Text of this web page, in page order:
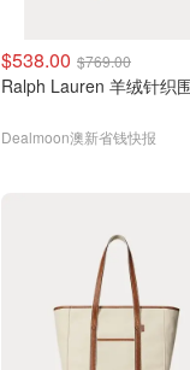
$538.00 $769.00
Ralph Lauren 羊绒针
Dealmoon澳新省钱快报